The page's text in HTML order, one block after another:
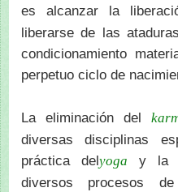
es alcanzar la
liberarse de las
condicionamiento
perpetuo ciclo de
La eliminación del
diversas disciplinas
práctica delyoga y la
diversos procesos de